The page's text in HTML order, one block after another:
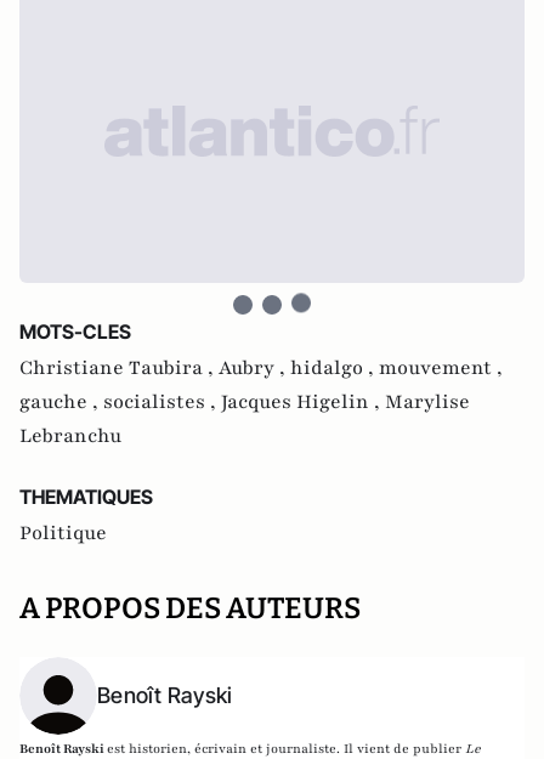
MOTS-CLES
Christiane Taubira , Aubry , hidalgo , mouvement ,
gauche , socialistes , Jacques Higelin , Marylise
Lebranchu
THEMATIQUES
Politique
A PROPOS DES AUTEURS
Benoît Rayski
Benoît Rayskiest historien, écrivain et journaliste. Il vient de publier Le